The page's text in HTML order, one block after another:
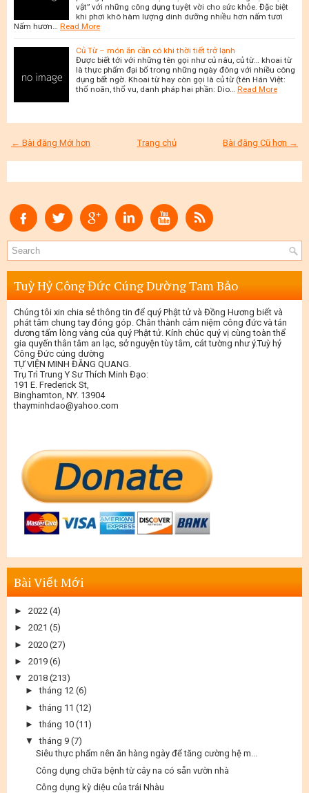
vật” với những công dụng tuyệt vời cho sức khỏe. Đặc biệt
khi phơi khô hàm lượng dinh dưỡng nhiều hơn nấm tươi
Nấm hươn… Read More
Củ Từ – món ăn cần có khi thời tiết trở lạnh
Được biết tới với những tên gọi như củ nâu, củ từ… khoai từ
là thực phẩm đại bổ trong những ngày đông với nhiều công
dụng bất ngờ. Khoai từ hay còn gọi là củ từ (tên Hán Việt:
thổ noãn, thổ vu, danh pháp hai phần: Dio… Read More
← Bài đăng Mới hơn Bài đăng Cũ hơn →
Trang chủ
Tuỳ Hỷ Công Đức Cúng Dường Tam Bảo
Chúng tôi xin chia sẻ thông tin để quý Phật tử và Đồng Hương biết và
phát tâm chung tay đóng góp. Chân thành cảm niệm công đức và tán
dương tấm lòng vàng của quý Phật tử. Kính chúc quý vị cùng toàn thể
gia quyến thân tâm an lạc, sở nguyện tùy tâm, cát tường như ý.Tuỳ hỷ
Công Đức cúng dường
TỰ VIỆN MINH ĐĂNG QUANG.
Trụ Trì Trung Y Sư Thích Minh Đạo:
191 E. Frederick St,
Binghamton, NY. 13904
thayminhdao@yahoo.com
Bài Viết Mới
► 2022 (4)
► 2021 (5)
► 2020 (27)
► 2019 (6)
▼
2018 (213)
►tháng 12 (6)
►tháng 11 (12)
►tháng 10 (11)
▼
tháng 9 (7)
Siêu thực phẩm nên ăn hàng ngày để tăng cường hệ m...
Công dụng chữa bệnh từ cây na có sẵn vườn nhà
Công dụng kỳ diệu của trái Nhàu